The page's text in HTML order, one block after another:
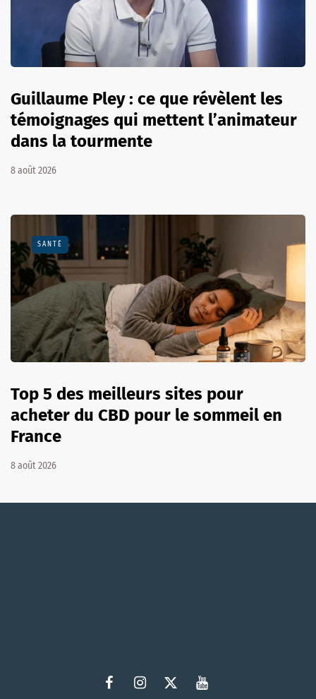
Guillaume Pley : ce que révèlent les
témoignages qui mettent l’animateur
dans la tourmente
8 août 2026
SANTÉ
Top 5 des meilleurs sites pour
acheter du CBD pour le sommeil en
France
8 août 2026